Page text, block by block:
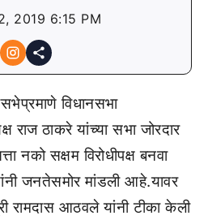
2019 6:15 PM
विधानसभा
राज ठाकरे यांच्या सभा जोरदार
नको सक्षम विरोधीपक्ष बनवा
जनतेसमोर मांडली आहे.यावर
रामदास आठवले यांनी टीका केली